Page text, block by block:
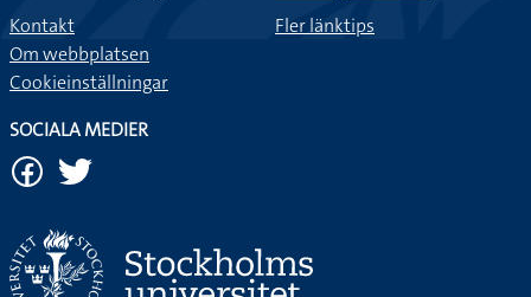
Kontakt
Om webbplatsen
Cookieinställningar
Fler länktips
SOCIALA MEDIER